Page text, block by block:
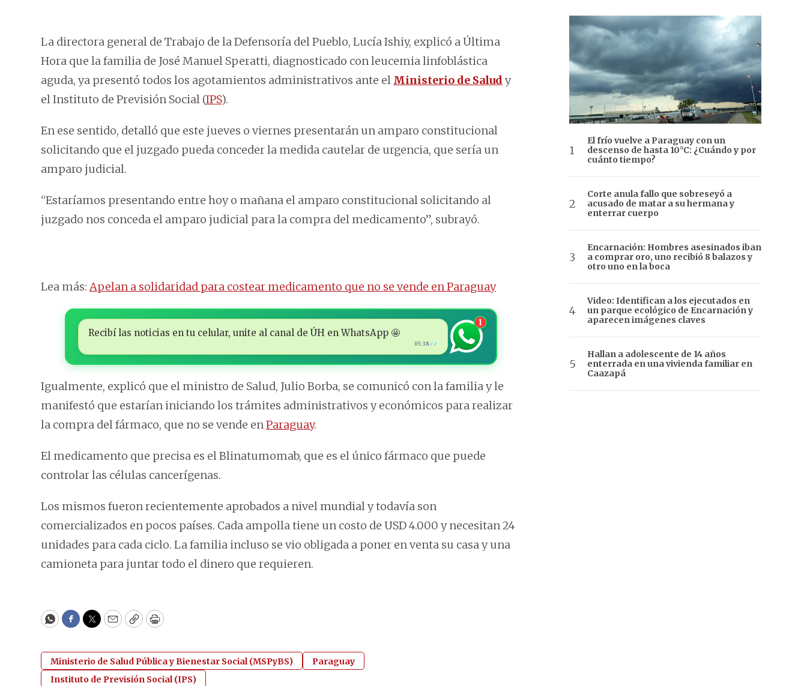
La directora general de Trabajo de la Defensoría del Pueblo, Lucía Ishiy, explicó a Última
Hora que la familia de José Manuel Speratti, diagnosticado con leucemia linfoblástica
aguda, ya presentó todos los agotamientos administrativos ante el Ministerio de Salud y
el Instituto de Previsión Social (IPS).
En ese sentido, detalló que este jueves o viernes presentarán un amparo constitucional
solicitando que el juzgado pueda conceder la medida cautelar de urgencia, que sería un
amparo judicial.
“Estaríamos presentando entre hoy o mañana el amparo constitucional solicitando al
juzgado nos conceda el amparo judicial para la compra del medicamento”, subrayó.
Lea más: Apelan a solidaridad para costear medicamento que no se vende en Paraguay
Recibí las noticias en tu celular, unite al canal de ÚH en WhatsApp 🤩
05:38 ✓✓
1
Igualmente, explicó que el ministro de Salud, Julio Borba, se comunicó con la familia y le
manifestó que estarían iniciando los trámites administrativos y económicos para realizar
la compra del fármaco, que no se vende enParaguay.
El medicamento que precisa es el Blinatumomab, que es el único fármaco que puede
controlar las células cancerígenas.
Los mismos fueron recientemente aprobados a nivel mundial y todavía son
comercializados en pocos países. Cada ampolla tiene un costo de USD 4.000 y necesitan 24
unidades para cada ciclo. La familia incluso se vio obligada a poner en venta su casa y una
camioneta para juntar todo el dinero que requieren.
WhatsApp
Facebook
Twitter
EmailCopyPrint
Ministerio de Salud Pública y Bienestar Social (MSPyBS)
Paraguay
Instituto de Previsión Social (IPS)
El frío vuelve a Paraguay con un
descenso de hasta 10°C: ¿Cuándo y por
cuánto tiempo?
Corte anula fallo que sobreseyó a
acusado de matar a su hermana y
enterrar cuerpo
Encarnación: Hombres asesinados iban
a comprar oro, uno recibió 8 balazos y
otro uno en la boca
Video: Identifican a los ejecutados en
un parque ecológico de Encarnación y
aparecen imágenes claves
Hallan a adolescente de 14 años
enterrada en una vivienda familiar en
Caazapá